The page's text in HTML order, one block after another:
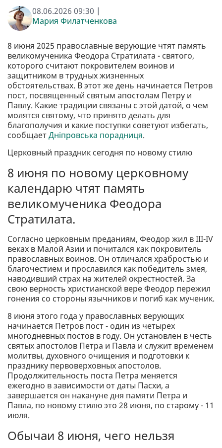
08.06.2026 09:30 |
Мария Филатченкова
8 июня 2025 православные верующие чтят память
великомученика Феодора Стратилата - святого,
которого считают покровителем воинов и
защитником в трудных жизненных
обстоятельствах. В этот же день начинается Петров
пост, посвященный святым апостолам Петру и
Павлу. Какие традиции связаны с этой датой, о чем
молятся святому, что принято делать для
благополучия и какие поступки советуют избегать,
сообщаетДніпровська порадниця.
Церковный праздник сегодня по новому стилю
8 июня по новому церковному
календарю чтят память
великомученика Феодора
Стратилата.
Согласно церковным преданиям, Феодор жил в III-IV
веках в Малой Азии и почитался как покровитель
православных воинов. Он отличался храбростью и
благочестием и прославился как победитель змея,
наводивший страх на жителей окрестностей. За
свою верность христианской вере Феодор пережил
гонения со стороны язычников и погиб как мученик.
8 июня этого года у православных верующих
начинается Петров пост - один из четырех
многодневных постов в году. Он установлен в честь
святых апостолов Петра и Павла и служит временем
молитвы, духовного очищения и подготовки к
празднику первоверховных апостолов.
Продолжительность поста Петра меняется
ежегодно в зависимости от даты Пасхи, а
завершается он накануне дня памяти Петра и
Павла, по новому стилю это 28 июня, по старому - 11
июля.
Обычаи 8 июня, чего нельзя